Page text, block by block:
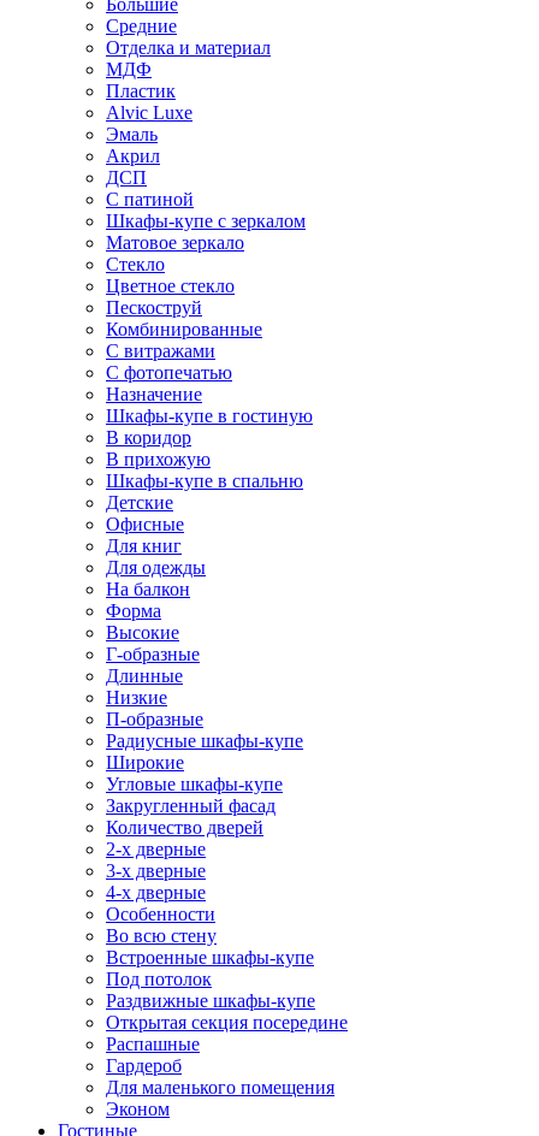
Большие
Средние
Отделка и материал
МДФ
Пластик
Alvic Luxe
Эмаль
Акрил
ДСП
С патиной
Шкафы-купе с зеркалом
Матовое зеркало
Стекло
Цветное стекло
Пескоструй
Комбинированные
С витражами
С фотопечатью
Назначение
Шкафы-купе в гостиную
В коридор
В прихожую
Шкафы-купе в спальню
Детские
Офисные
Для книг
Для одежды
На балкон
Форма
Высокие
Г-образные
Длинные
Низкие
П-образные
Радиусные шкафы-купе
Широкие
Угловые шкафы-купе
Закругленный фасад
Количество дверей
2-х дверные
3-х дверные
4-х дверные
Особенности
Во всю стену
Встроенные шкафы-купе
Под потолок
Раздвижные шкафы-купе
Открытая секция посередине
Распашные
Гардероб
Для маленького помещения
Эконом
Гостиные